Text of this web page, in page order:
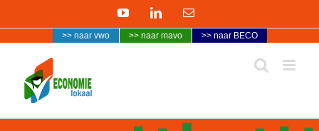
YouTubeLinkedInE-
>> naar vwo >> naar mavo >> naar BECO